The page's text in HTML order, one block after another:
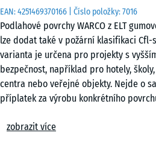
EAN:4251469370166 | Číslo položky:7016
Podlahové povrchy WARCO z ELT
lze dodat také v požární klasifikaci Cfl-
varianta je určena pro projekty s
bezpečnost, například pro hotely,
centra nebo veřejné objekty. Nejde o
příplatek za výrobu konkrétního
Standardní klasifikace povrchů
zobrazit více
(pokud není
v údajích o
produktu
uvedeno
jinak).
DZ
1,5